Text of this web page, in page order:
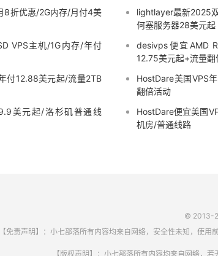
8折优惠/2G内存/月付4美
lightlayer最新2025
何塞服务器28美元起
VPS主机/1G内存/年付
desivps便宜AMD
12.75美元起+流量翻
付12.88美元起/流量2TB
HostDare美国VPS
翻倍活动
美元起/洛杉矶普通线
HostDare便宜美国
机房/普通线路
© 2013-
【免责声明】：小七部落所有内容均来自网络，安全性未知，使
【版权声明】：小七部落所有内容均来自网络，